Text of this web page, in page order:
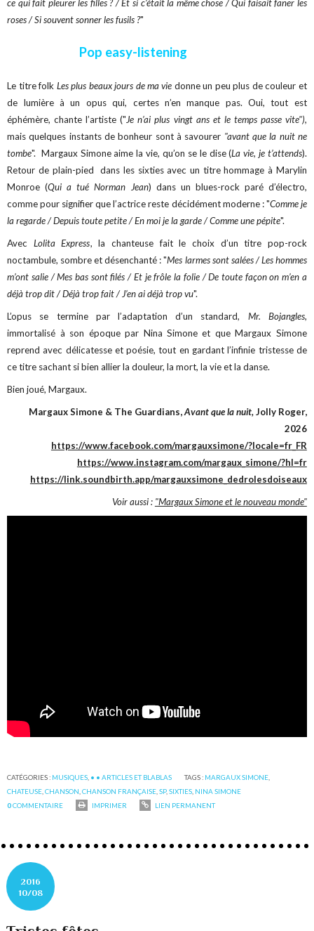
ce qui fait pleurer les filles ? / Et si c’était la même chose / Qui faisait faner les
roses / Si souvent sonner les fusils ?"
Pop easy-listening
Le titre folk Les plus beaux jours de ma vie donne un peu plus de couleur et
de lumière à un opus qui, certes n’en manque pas. Oui, tout est
éphémère, chante l’artiste ("Je n’ai plus vingt ans et le temps passe vite"),
mais quelques instants de bonheur sont à savourer "avant que la nuit ne
tombe". Margaux Simone aime la vie, qu’on se le dise (La vie, je t’attends).
Retour de plain-pied dans les sixties avec un titre hommage à Marylin
Monroe (Qui a tué Norman Jean) dans un blues-rock paré d’électro,
comme pour signifier que l’actrice reste décidément moderne : "Comme je
la regarde / Depuis toute petite / En moi je la garde / Comme une pépite".
Avec Lolita Express, la chanteuse fait le choix d’un titre pop-rock
noctambule, sombre et désenchanté : "Mes larmes sont salées / Les hommes
m’ont salie / Mes bas sont filés / Et je frôle la folie / De toute façon on m’en a
déjà trop dit / Déjà trop fait / J’en ai déjà trop vu".
L’opus se termine par l’adaptation d’un standard, Mr. Bojangles,
immortalisé à son époque par Nina Simone et que Margaux Simone
reprend avec délicatesse et poésie, tout en gardant l’infinie tristesse de
ce titre sachant si bien allier la douleur, la mort, la vie et la danse.
Bien joué, Margaux.
Margaux Simone & The Guardians,Avant que la nuit, Jolly Roger,
2026
https://www.facebook.com/margauxsimone/?locale=fr_FR
https://www.instagram.com/margaux_simone/?hl=fr
https://link.soundbirth.app/margauxsimone_dedrolesdoiseaux
Voir aussi : "Margaux Simone et le nouveau monde"
CATÉGORIES : MUSIQUES • • ARTICLES ET BLABLAS TAGS : MARGAUX SIMONE
CHATEUSE ,CHANSON ,CHANSON FRANÇAISE ,SP,SIXTIES NINA SIMONE
0COMMENTAIRE IMPRIMER LIEN PERMANENT
2016
10/08